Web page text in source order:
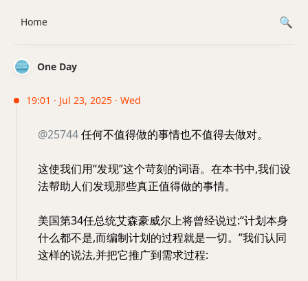
One Day
19:01 · Jul 23, 2025 · Wed
@25744任何不值得做的事情也不值得去做对。
这使我们用“发现”这个苛刻的词语。在本书中,我们设
法帮助人们发现那些真正值得做的事情。
美国第34任总统艾森豪威尔上将曾经说过:“计划本身
什么都不是,而编制计划的过程就是一切。”我们认同
这样的说法,并把它推广到需求过程:
Home